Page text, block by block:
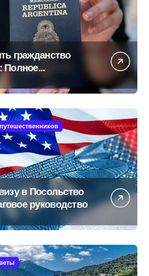
гражданство
Полное
в Посольство
руководство